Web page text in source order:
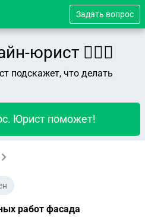
Задать вопрос
юрист 👨🏻‍⚖️
подскажет, что делать
Юрист поможет!
работ фасада